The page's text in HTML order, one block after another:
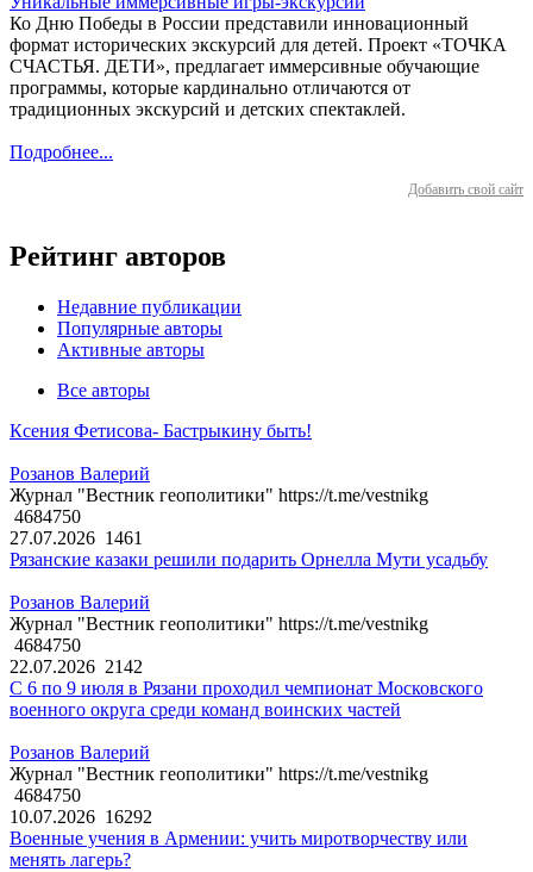
Ко Дню Победы в России представили инновационный
формат исторических экскурсий для детей. Проект «ТОЧКА
СЧАСТЬЯ. ДЕТИ», предлагает иммерсивные обучающие
программы, которые кардинально отличаются от
традиционных экскурсий и детских спектаклей.
Подробнее...
Добавить свой сайт
Рейтинг авторов
Недавние публикации
Популярные авторы
Активные авторы
Все авторы
Ксения Фетисова- Бастрыкину быть!
Розанов Валерий
Журнал "Вестник геополитики" https://t.me/vestnikg
4684750
27.07.2026 1461
Рязанские казаки решили подарить Орнелла Мути усадьбу
Розанов Валерий
Журнал "Вестник геополитики" https://t.me/vestnikg
4684750
22.07.2026 2142
С 6 по 9 июля в Рязани проходил чемпионат Московского
военного округа среди команд воинских частей
Розанов Валерий
Журнал "Вестник геополитики" https://t.me/vestnikg
4684750
10.07.2026 16292
Военные учения в Армении: учить миротворчеству или
менять лагерь?